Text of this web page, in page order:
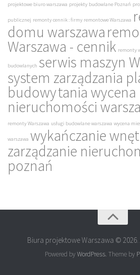
projektowe biuro warszawa projekty budowlane Poznań
publicznej remonty cennik : firmy remontowe Warszawa
domu warszawa
Warszawa - cennik remonty
budowlanych serwis maszyn
system zarządzania
budowytania wycena
nieruchomości
remonty Warszawa usługi budowlane warszawa wycena
warszawa wykańczanie
zarządzanie
poznań
Biura projektowe Warszawa © 2026.
Powered byWordPress. Theme by